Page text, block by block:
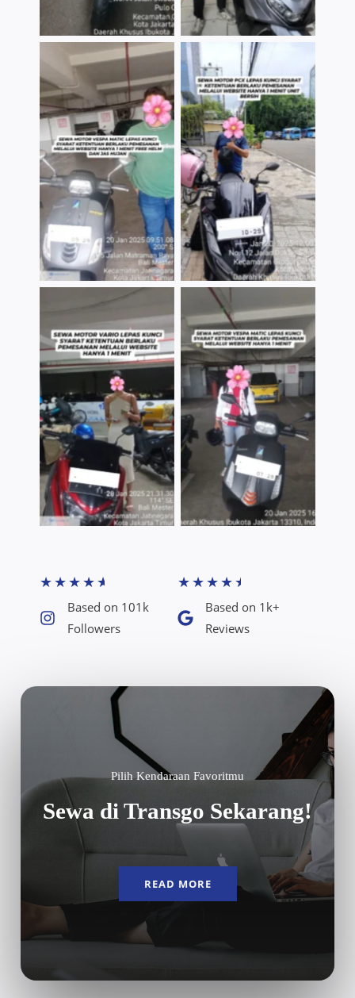
TNo Caption TNo Caption
TNo Caption TNo Caption
★★★★★
Based on 101k
Followers​
★★★★★
Based on 1k+
Reviews​
Pilih Kendaraan Favoritmu
Sewa di Transgo Sekarang!
READ MORE